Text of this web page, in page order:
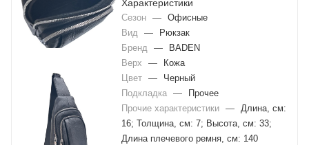
Характеристики
Сезон —
Офисные
Вид
—
Рюкзак
Бренд
—
BADEN
Верх
—
Кожа
Цвет
—
Черный
Подкладка
—
Прочее
Прочие характеристики
—
Длина, см:
16; Толщина, см: 7; Высота, см: 33;
Длина плечевого ремня, см: 140